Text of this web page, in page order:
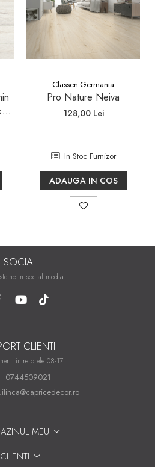
Classen-Germania
Pro Nature Neiva
128,00 Lei
In Stoc Furnizor
ADAUGA IN COS
SOCIAL
ne in social media
CLIENTI
intre orele 08-17
0744509021
MEU
CLIENTI